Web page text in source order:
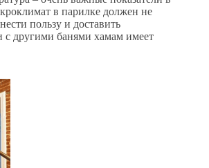
в парилке должен не
пользу и доставить
с другими банями хамам имеет